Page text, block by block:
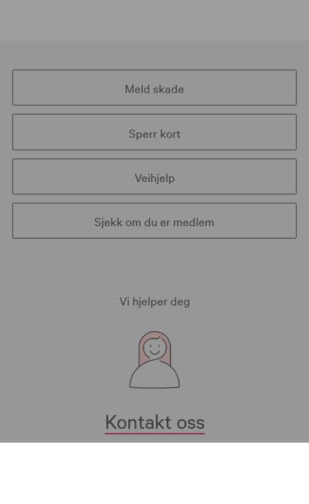
Meld skade
Sperr kort
Veihjelp
Sjekk om du er medlem
Vi hjelper deg
Kontakt oss